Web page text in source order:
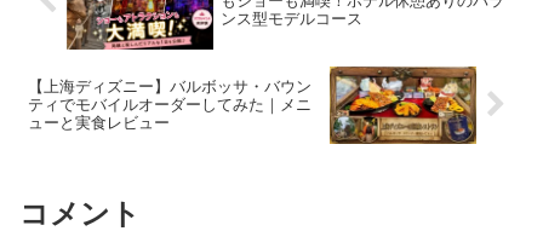
ンス型モデルコース
【上海ディズニー】バルボッサ・バウン
ティでモバイルオーダーしてみた｜メニ
ューと実食レビュー
コメント